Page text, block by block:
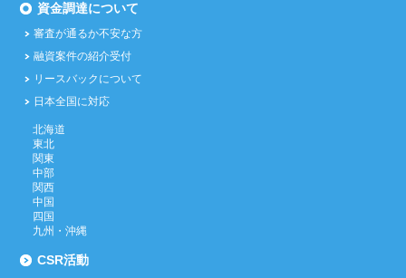
資金調達について
審査が通るか不安な方
融資案件の紹介受付
リースバックについて
日本全国に対応
北海道
東北
関東
中部
関西
中国
四国
九州・沖縄
CSR活動